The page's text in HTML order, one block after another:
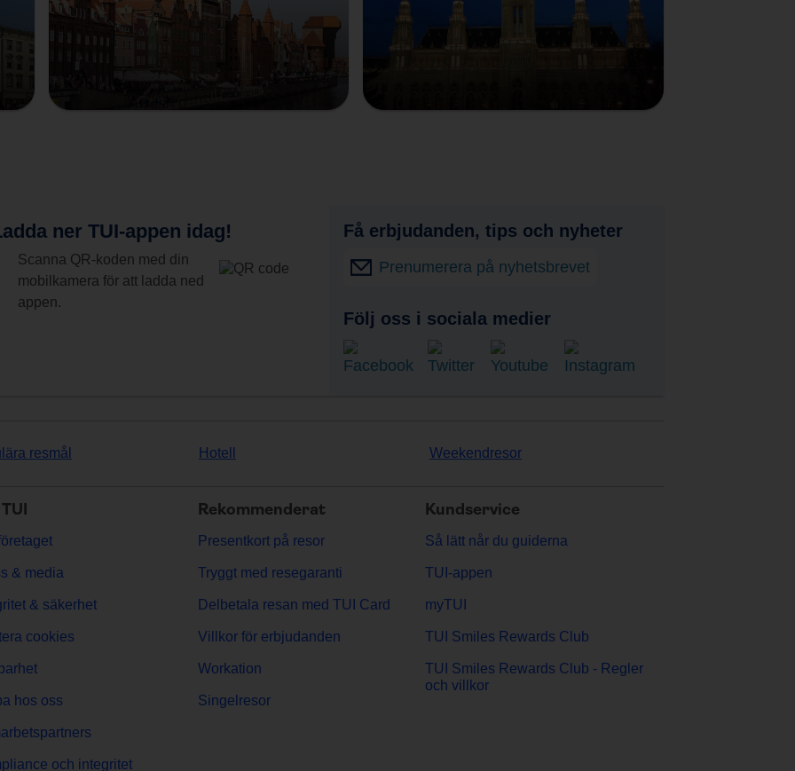
ner TUI-appen idag!
Scanna QR-koden med din
mobilkamera för att ladda ned
appen.
Få erbjudanden, tips och nyheter
Prenumerera på nyhetsbrevet
Följ oss i sociala medier
resmål Hotell Weekendresor
& media
& säkerhet
cookies
hos oss
och integritet
Rekommenderat
Presentkort på resor
Tryggt med resegaranti
Delbetala resan med TUI Card
Villkor för erbjudanden
Workation
Singelresor
Kundservice
Så lätt når du guiderna
TUI-appen
myTUI
TUI Smiles Rewards Club
TUI Smiles Rewards Club - Regler
och villkor